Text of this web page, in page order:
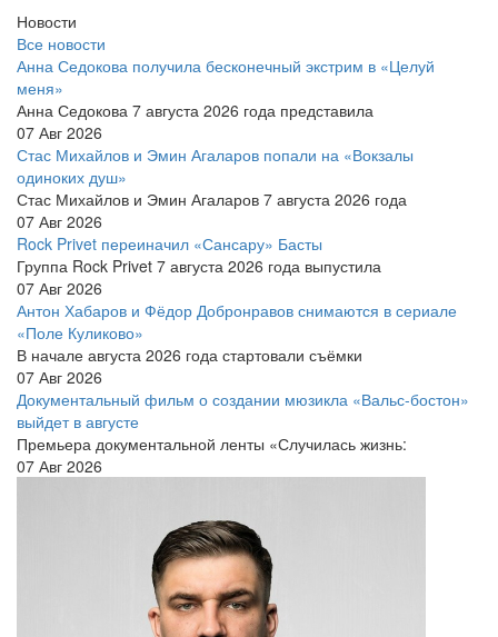
Новости
Все новости
Анна Седокова получила бесконечный экстрим в «Целуй
меня»
Анна Седокова 7 августа 2026 года представила
07 Авг 2026
Стас Михайлов и Эмин Агаларов попали на «Вокзалы
одиноких душ»
Стас Михайлов и Эмин Агаларов 7 августа 2026 года
07 Авг 2026
Rock Privet переиначил «Сансару» Басты
Группа Rock Privet 7 августа 2026 года выпустила
07 Авг 2026
Антон Хабаров и Фёдор Добронравов снимаются в сериале
«Поле Куликово»
В начале августа 2026 года стартовали съёмки
07 Авг 2026
Документальный фильм о создании мюзикла «Вальс-бостон»
выйдет в августе
Премьера документальной ленты «Случилась жизнь:
07 Авг 2026